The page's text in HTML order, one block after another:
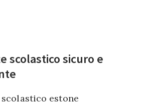
scolastico sicuro e
estone